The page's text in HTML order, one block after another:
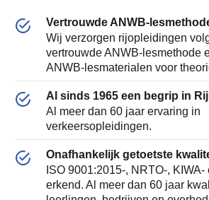
Vertrouwde ANWB-
Wij verzorgen rijopleidingen
vertrouwde ANWB-lesmethode
ANWB-lesmaterialen voor
Al sinds 1965 een begrip in
Al meer dan 60 jaar ervaring in
verkeersopleidingen.
Onafhankelijk getoetste
ISO 9001:2015-, NRTO-,
erkend. Al meer dan 60 jaar